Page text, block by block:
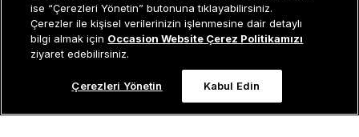
uygun geniş koleksiyonuyla, yılın en stil sahibi insanı olman
için aradığın tüm sneaker modellerini tek çatı altında bir araya
getiriyor.
Herkes için Occasion: Unisex Sneaker Modelleri
Sneaker ayakkabıların belki de en önemli özelliği, unisex
kullanıma diğer ayakkabı türlerinden çok daha fazla alan
Müşteri İlişkileri 0 850 800 01 20
ise “Çerezleri Yönetin” butonuna tıklayabilirsiniz.
Çerezler ile kişisel verilerinizin işlenmesine dair detaylı
bilgi almak için Occasion Website Çerez Politikamızı
ziyaret edebilirsiniz.
Çerezleri Yönetin Kabul Edin